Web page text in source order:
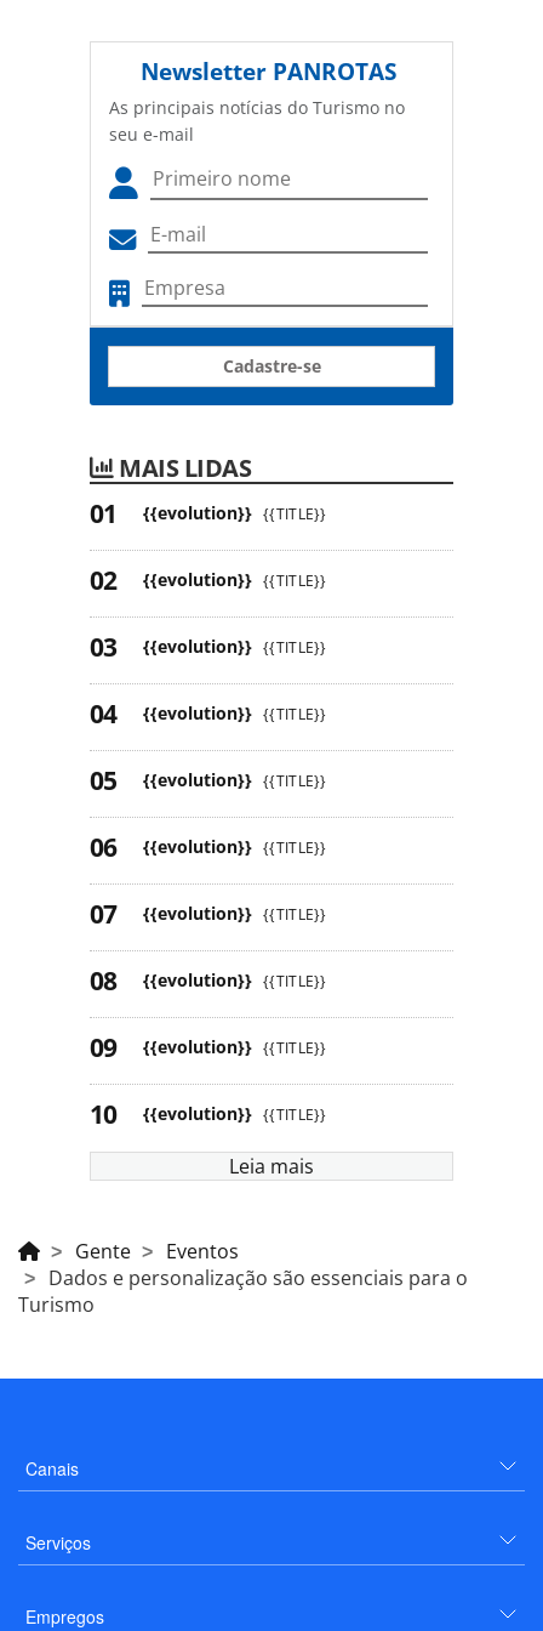
Newsletter PANROTAS
As principais notícias do Turismo no
seu e-mail
Cadastre-se
MAIS LIDAS
{{evolution}} {{TITLE}}
{{evolution}} {{TITLE}}
{{evolution}} {{TITLE}}
{{evolution}} {{TITLE}}
{{evolution}} {{TITLE}}
{{evolution}} {{TITLE}}
{{evolution}} {{TITLE}}
{{evolution}} {{TITLE}}
{{evolution}} {{TITLE}}
{{evolution}} {{TITLE}}
Leia mais
Gente
Eventos
Dados e personalização são essenciais para o
Turismo
Canais
Serviços
Empregos